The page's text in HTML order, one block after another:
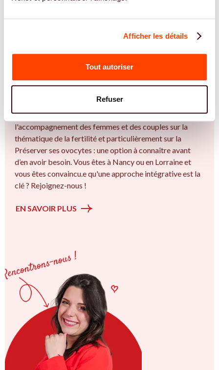
Afficher les détails
Tout autoriser
Refuser
REJOIGNEZ NOS EXPERT.E.S
Vous êtes Gynécologue expert.e.s en
congélation d'ovocytes ?
Vous êtes Gynécologue spécialiste dans dans
l'accompagnement des femmes et des couples sur la
thématique de la fertilité et particulièrement sur la
Préserver ses ovocytes : une option à connaître avant
d’en avoir besoin. Vous êtes à Nancy ou en Lorraine et
vous êtes convaincu.e qu'une approche intégrative est la
clé ? Rejoignez-nous !
EN SAVOIR PLUS